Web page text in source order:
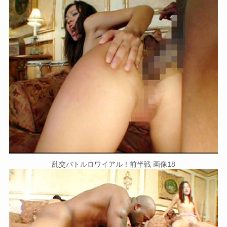
乱交バトルロワイアル！前半戦 画像18